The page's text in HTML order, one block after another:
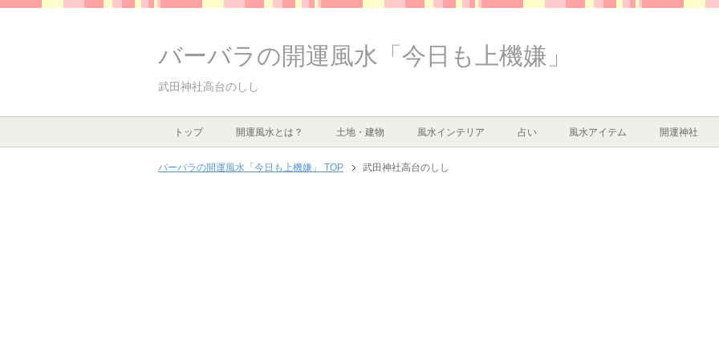
バーバラの開運風水「今日も上機嫌」
武田神社高台のしし
トップ 開運風水とは？ 土地・建物 風水インテリア 占い 風水アイテム 開運神社
バーバラの開運風水「今日も上機嫌」 TOP 武田神社高台のしし